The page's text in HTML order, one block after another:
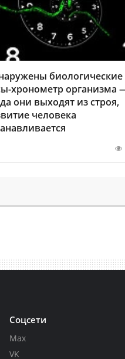
биологические
хронометр организма
они выходят из строя,
человека
Соцсети
Max
VK